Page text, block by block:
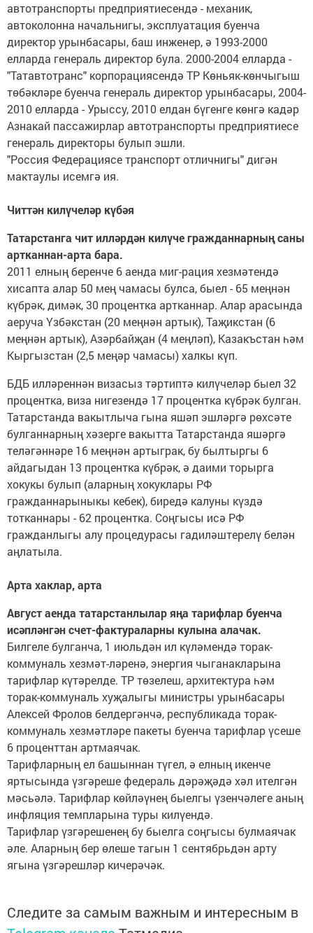
автотранспорты предприятиесендә - механик,
автоколонна начальнигы, эксплуатация буенча
директор урынбасары, баш инженер, ә 1993-2000
елларда генераль директор була. 2000-2004 елларда -
"Татавтотранс" корпорациясендә ТР Көньяк-көнчыгыш
төбәкләре буенча генераль директор урынбасары, 2004-
2010 елларда - Урыссу, 2010 елдан бүгенге көнгә кадәр
Азнакай пассажирлар автотранспорты предприятиеcе
генераль директоры булып эшли.
"Россия Федерациясе транспорт отличнигы" дигән
мактаулы исемгә ия.
Читтән килүчеләр күбәя
Татарстанга чит илләрдән килүче гражданнарның саны
артканнан-арта бара.
2011 елның беренче 6 аенда миг-рация хезмәтендә
хисапта алар 50 мең чамасы булса, быел - 65 меңнән
күбрәк, димәк, 30 процентка артканнар. Алар арасында
аеруча Үзбәкстан (20 меңнән артык), Таҗикстан (6
меңнән артык), Азәрбайҗан (4 меңләп), Казакъстан һәм
Кыргызстан (2,5 меңәр чамасы) халкы күп.
БДБ илләреннән визасыз тәртиптә килүчеләр быел 32
процентка, виза нигезендә 17 процентка күбрәк булган.
Татарстанда вакытлыча гына яшәп эшләргә рөхсәте
булганнарның хәзерге вакытта Татарстанда яшәргә
теләгәннәре 16 меңнән артыграк, бу былтыргы 6
айдагыдан 13 процентка күбрәк, ә даими торырга
хокукы булып (аларның хокуклары РФ
гражданнарыныкы кебек), биредә калуны күздә
тотканнары - 62 процентка. Соңгысы исә РФ
гражданлыгы алу процедурасы гадиләштерелү белән
аңлатыла.
Арта хаклар, арта
Август аенда татарстанлылар яңа тарифлар буенча
исәпләнгән счет-фактураларны кулына алачак.
Билгеле булганча, 1 июльдән ил күләмендә торак-
коммуналь хезмәт-ләренә, энергия чыганакларына
тарифлар күтәрелде. ТР төзелеш, архитектура һәм
торак-коммуналь хуҗалыгы министры урынбасары
Алексей Фролов белдергәнчә, республикада торак-
коммуналь хезмәтләре пакеты буенча тарифлар үсеше
6 проценттан артмаячак.
Тарифларның ел башыннан түгел, ә елның икенче
яртысында үзгәреше федераль дәрәҗәдә хәл ителгән
мәсьәлә. Тарифлар көйләүнең быелгы үзенчәлеге аның
инфляция темпларына туры килүендә.
Тарифлар үзгәрешенең бу быелга соңгысы булмаячак
әле. Аларның бер өлеше тагын 1 сентябрьдән арту
ягына үзгәрешләр кичерәчәк.
Следите за самым важным и интересным в